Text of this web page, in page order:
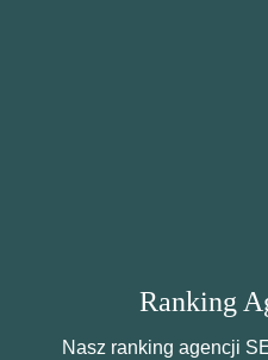
Ranking
Nasz ranking agencji